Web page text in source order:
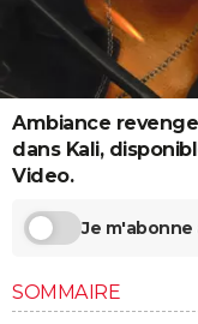
Destinations
City break
Voyage nature
Voyage de noces
Forum
Climat
PHOTO
GUIDES D'ACHAT
BONS PLANS
CARTE DE VOEUX
Carte de Noël
Carte Bonne année
Carte Saint-Valentin
Carte Pâques
Carte d'anniversaire
DICTIONNAIRE
Ambiance
dans Kali,
Video.
Je m'abonne
SOMMAIRE